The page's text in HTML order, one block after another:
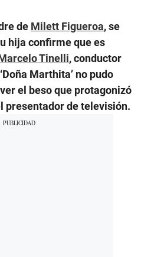
de Milett Figueroa, se
hija confirme que es
Tinelli, conductor
Marthita’ no pudo
el beso que protagonizó
presentador de televisión.